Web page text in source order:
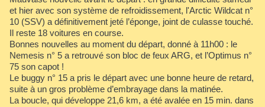
et hier avec son système de refroidissement, l'Arctic Wildcat n°
10 (SSV) a définitivement jeté l’éponge, joint de culasse touché.
Il reste 18 voitures en course.
Bonnes nouvelles au moment du départ, donné à 11h00 : le
Nemesis n° 5 a retrouvé son bloc de feux ARG, et l’Optimus n°
75 son capot !
Le buggy n° 15 a pris le départ avec une bonne heure de retard,
suite à un gros problème d’embrayage dans la matinée.
La boucle, qui développe 21,6 km, a été avalée en 15 min. dans